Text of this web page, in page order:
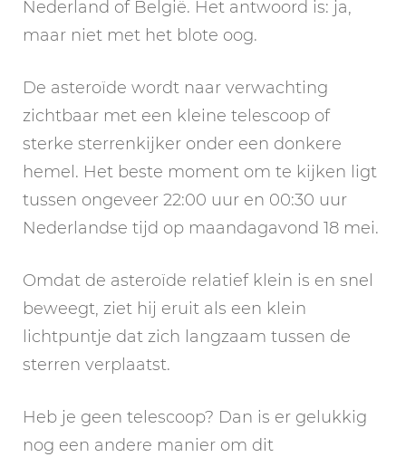
Nederland of België. Het antwoord is: ja,
maar niet met het blote oog.
De asteroïde wordt naar verwachting
zichtbaar met een kleine telescoop of
sterke sterrenkijker onder een donkere
hemel. Het beste moment om te kijken ligt
tussen ongeveer 22:00 uur en 00:30 uur
Nederlandse tijd op maandagavond 18 mei.
Omdat de asteroïde relatief klein is en snel
beweegt, ziet hij eruit als een klein
lichtpuntje dat zich langzaam tussen de
sterren verplaatst.
Heb je geen telescoop? Dan is er gelukkig
nog een andere manier om dit